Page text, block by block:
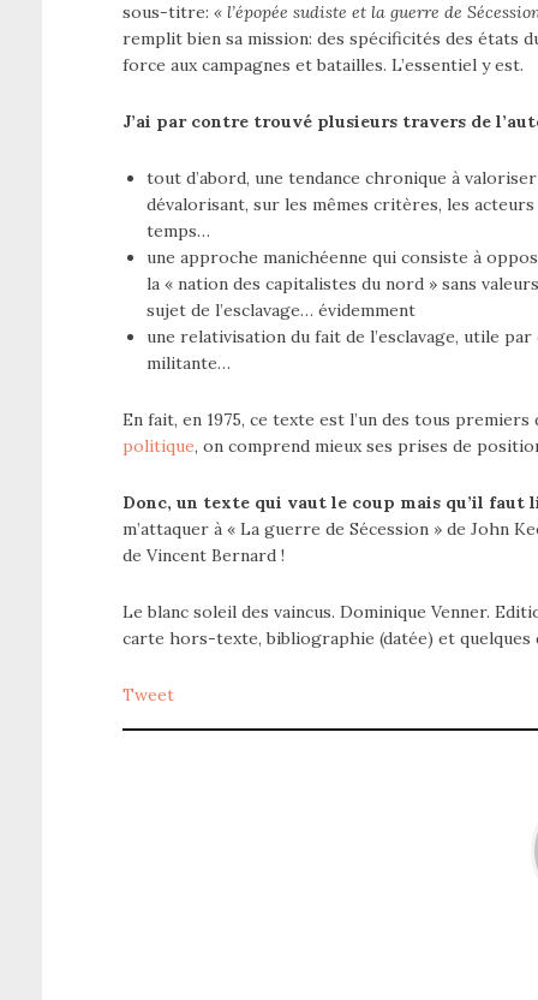
sous-titre: « l’épopée sudiste et la guerre de
remplit bien sa mission: des spécificités des états
force aux campagnes et batailles. L’essentiel y est.
J’ai par contre trouvé plusieurs travers de
tout d’abord, une tendance chronique à
dévalorisant, sur les mêmes critères, les acteurs
temps…
une approche manichéenne qui consiste à
la « nation des capitalistes du nord » sans
sujet de l’esclavage… évidemment
une relativisation du fait de l’esclavage, utile
militante…
En fait, en 1975, ce texte est l’un des tous
politique, on comprend mieux ses prises de
Donc, un texte qui vaut le coup mais qu’il
m’attaquer à « La guerre de Sécession » de John
de Vincent Bernard !
Le blanc soleil des vaincus. Dominique Venner.
carte hors-texte, bibliographie (datée) et quelques
Tweet